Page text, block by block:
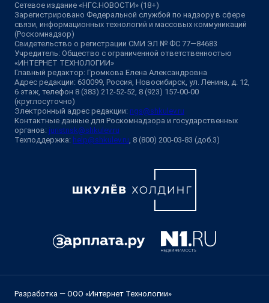
Сетевое издание «НГС.НОВОСТИ» (18+)
Зарегистрировано Федеральной службой по надзору в сфере
связи, информационных технологий и массовых коммуникаций
(Роскомнадзор)
Свидетельство о регистрации СМИ ЭЛ № ФС 77—84683
Учредитель: Общество с ограниченной ответственностью
«ИНТЕРНЕТ ТЕХНОЛОГИИ»
Главный редактор: Громкова Елена Александровна
Адрес редакции: 630099, Россия, Новосибирск, ул. Ленина, д. 12,
6 этаж, телефон 8 (383) 212-52-52, 8 (923) 157-00-00
(круглосуточно)
Электронный адрес редакции: ngs@shkulev.ru
Контактные данные для Роскомнадзора и государственных
органов: juristnsk@shkulev.ru
Техподдержка: help@shkulev.ru, 8 (800) 200-03-83 (доб.3)
Разработка — ООО «Интернет Технологии»